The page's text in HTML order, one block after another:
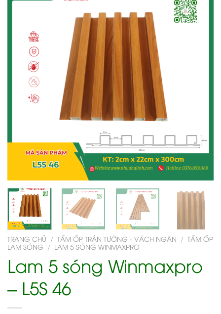
TRANG CHỦ / TẤM ỐP TRẦN TƯỜNG - VÁCH NGĂN / TẤM ỐP
LAM SÓNG / LAM 5 SÓNG WINMAXPRO
Lam 5 sóng Winmaxpro
– L5S 46